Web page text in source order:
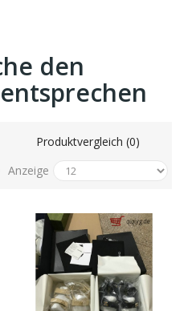
den
Produktvergleich (0)
Anzeige